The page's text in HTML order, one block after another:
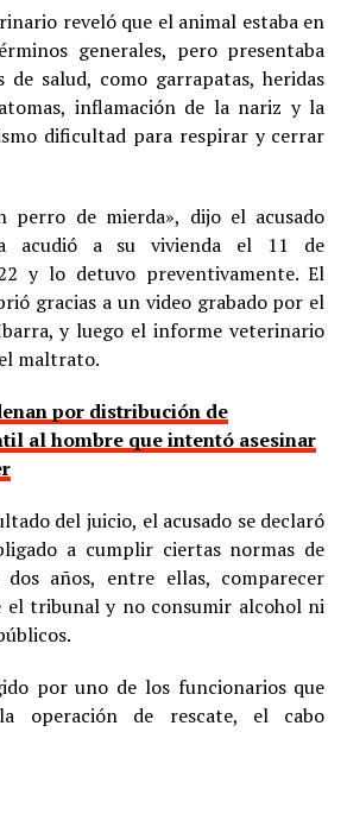
reveló que el animal estaba en
generales, pero presentaba
de salud, como garrapatas, heridas
inflamación de la nariz y la
dificultad para respirar y cerrar
de mierda», dijo el acusado
acudió a su vivienda el 11 de
y lo detuvo preventivamente. El
gracias a un video grabado por el
y luego el informe veterinario
maltrato.
por distribución de
al hombre que intentó asesinar
del juicio, el acusado se declaró
a cumplir ciertas normas de
años, entre ellas, comparecer
el tribunal y no consumir alcohol ni
por uno de los funcionarios que
operación de rescate, el cabo